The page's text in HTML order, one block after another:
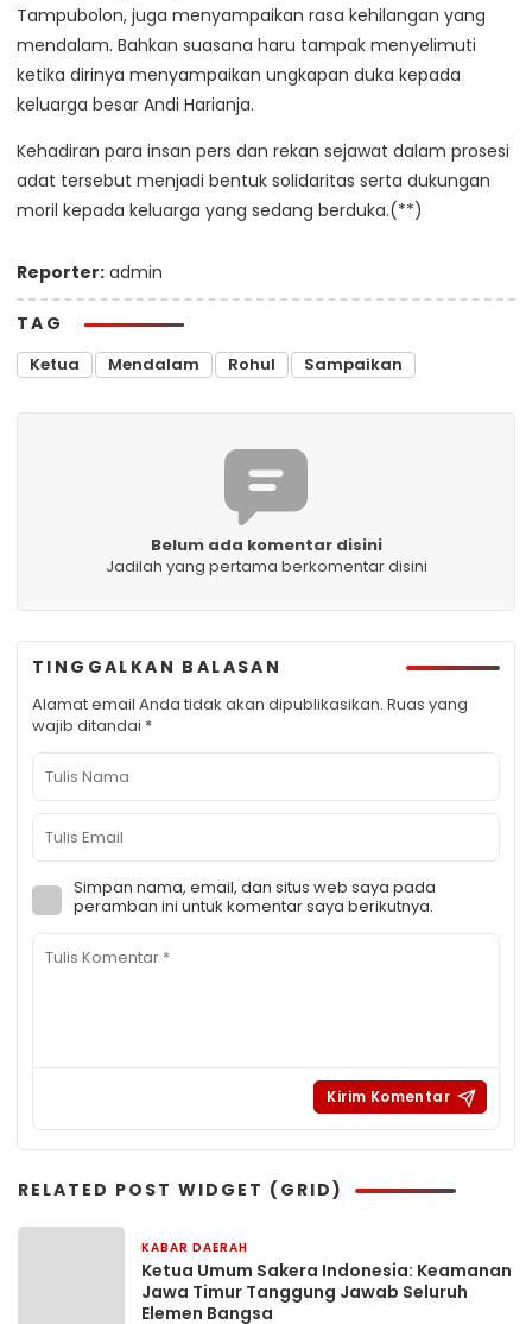
Tampubolon, juga menyampaikan rasa kehilangan yang
mendalam. Bahkan suasana haru tampak menyelimuti
ketika dirinya menyampaikan ungkapan duka kepada
keluarga besar Andi Harianja.
Kehadiran para insan pers dan rekan sejawat dalam prosesi
adat tersebut menjadi bentuk solidaritas serta dukungan
moril kepada keluarga yang sedang berduka.(**)
Reporter: admin
TAG
Ketua Mendalam Rohul Sampaikan
Belum ada komentar disini
Jadilah yang pertama berkomentar disini
TINGGALKAN BALASAN
Alamat email Anda tidak akan dipublikasikan. Ruas yang
wajib ditandai *
Simpan nama, email, dan situs web saya pada
peramban ini untuk komentar saya berikutnya.
RELATED POST WIDGET (GRID)
KABAR DAERAH
Ketua Umum Sakera Indonesia: Keamanan
Jawa Timur Tanggung Jawab Seluruh
Elemen Bangsa